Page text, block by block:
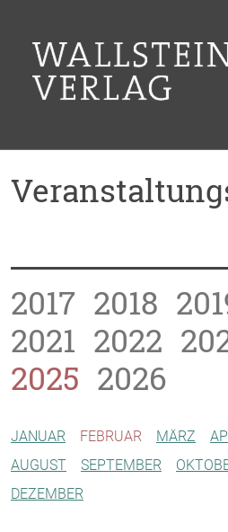
2017 2018
2021 2022
2025 2026
JANUAR FEBRUAR MÄRZ
AUGUST
SEPTEMBER
DEZEMBER